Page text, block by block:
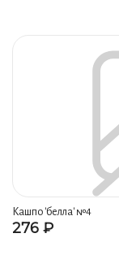
Кашпо 'белла' №4
276 ₽